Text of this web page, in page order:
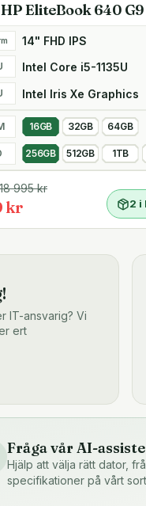
HP EliteBook 640 G9
14" FHD IPS
Intel Core i5-1135U
Intel Iris Xe Graphics
16GB 32GB 64GB
256GB 512GB 1TB
18 995kr
kr 2 i
IT-ansvarig? Vi
ert
Fråga vår AI-
Hjälp att välja rätt dator,
specifikationer på vårt